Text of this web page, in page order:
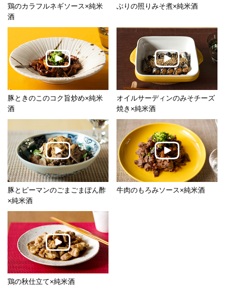
鶏のカラフルネギソース×純米
酒
ぶりの照りみそ煮×純米酒
豚ときのこのコク旨炒め×純米
酒
オイルサーディンのみそチーズ
焼き×純米酒
豚とピーマンのごまごまぽん酢
×純米酒
牛肉のもろみソース×純米酒
鶏の秋仕立て×純米酒